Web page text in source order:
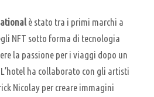
è stato tra i primi marchi a
NFT sotto forma di tecnologia
la passione per i viaggi dopo un
ha collaborato con gli artisti
Nicolay per creare immagini